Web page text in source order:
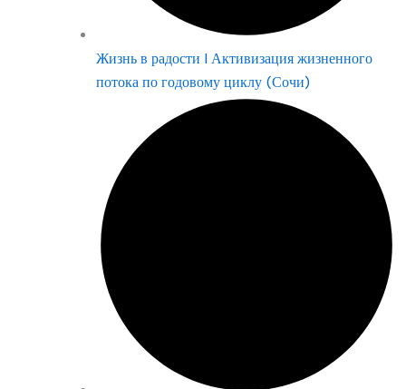
Жизнь в радости | Активизация жизненного
потока по годовому циклу (Сочи)